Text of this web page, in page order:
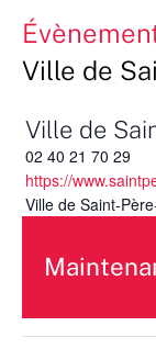
Ville de
Ville de
02 40 21 70 29
https://
Ville de Saint-
une
date.